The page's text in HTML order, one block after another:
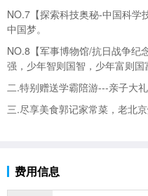
NO.7【探索科技奥秘-中国科学
中国梦。
NO.8【军事博物馆/抗日战争纪
强，少年智则国智，少年富则国
二.特别赠送学霸陪游---亲子大
三.尽享美食郭记家常菜，老北
费用信息